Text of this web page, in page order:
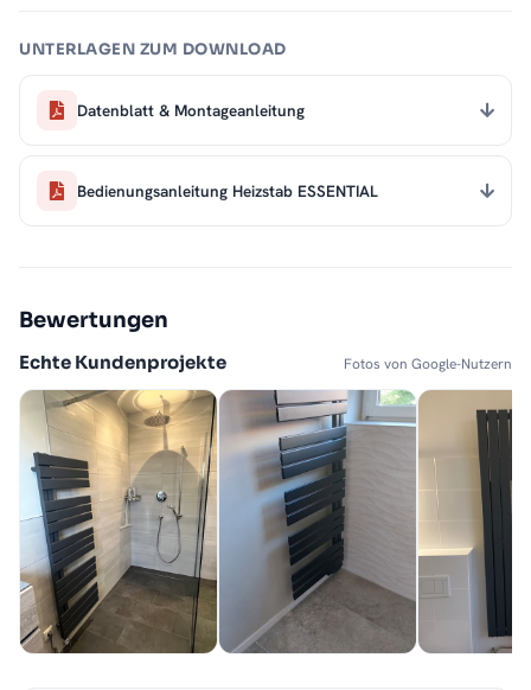
UNTERLAGEN ZUM DOWNLOAD
Datenblatt & Montageanleitung
Bedienungsanleitung Heizstab ESSENTIAL
Bewertungen
Echte Kundenprojekte Fotos von Google-Nutzern